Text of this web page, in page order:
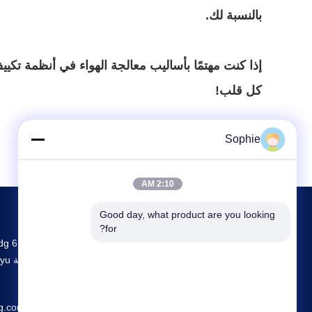
بالنسبة لك.
إذا كنت مهتمًا بأساليب معالجة الهواء في أنظمة
كل قلب!
Sophie
2:10 AM
Good day, what product are you looking
for?